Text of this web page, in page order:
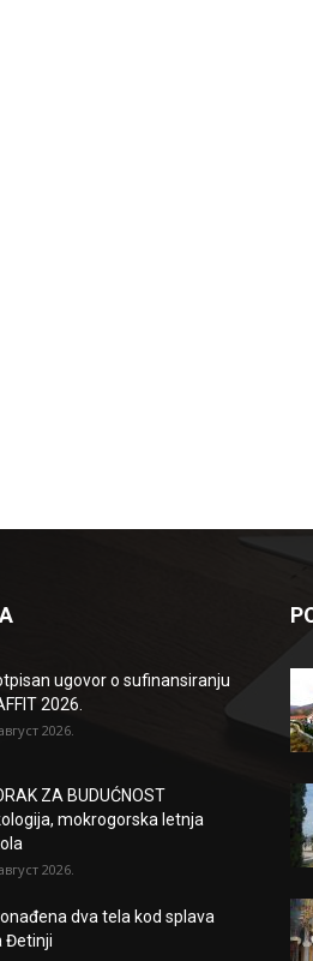
ugovor o sufinansiranju
2026.
2026.
ZA BUDUĆNOST
mokrogorska letnja
2026.
dva tela kod splava
Đetinji